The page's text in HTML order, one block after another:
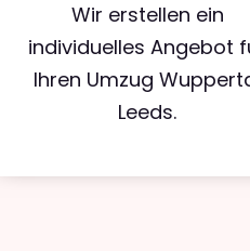
Wir erstellen ein
individuelles Angebot
Ihren Umzug
Leeds.